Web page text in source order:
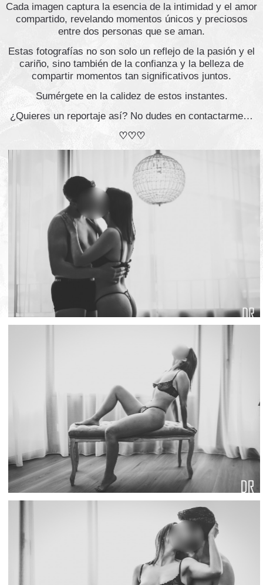
Cada imagen captura la esencia de la intimidad y el amor
compartido, revelando momentos únicos y preciosos
entre dos personas que se aman.
Estas fotografías no son solo un reflejo de la pasión y el
cariño, sino también de la confianza y la belleza de
compartir momentos tan significativos juntos.
Sumérgete en la calidez de estos instantes.
¿Quieres un reportaje así? No dudes en contactarme…
♡♡♡